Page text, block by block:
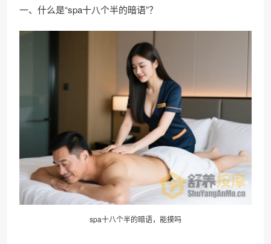
一、什么是“spa十八个半的暗语”？
spa十八个半的暗语，能摸吗